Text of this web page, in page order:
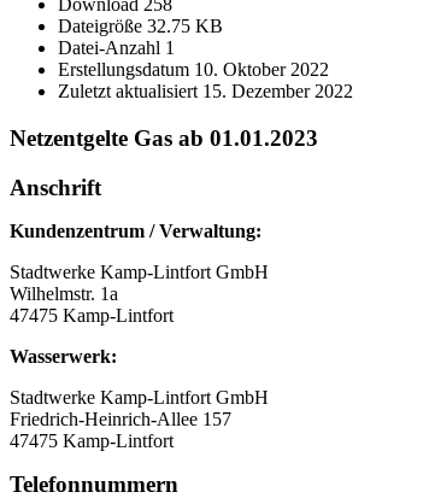
Download 258
Dateigröße 32.75 KB
Datei-Anzahl 1
Erstellungsdatum 10. Oktober 2022
Zuletzt aktualisiert 15. Dezember 2022
Netzentgelte Gas ab 01.01.2023
Anschrift
Kundenzentrum / Verwaltung:
Stadtwerke Kamp-Lintfort GmbH
Wilhelmstr. 1a
47475 Kamp-Lintfort
Wasserwerk:
Stadtwerke Kamp-Lintfort GmbH
Friedrich-Heinrich-Allee 157
47475 Kamp-Lintfort
Telefonnummern